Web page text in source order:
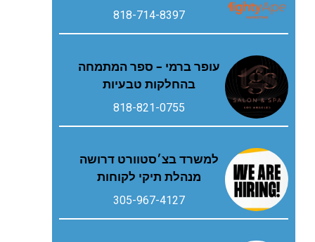
818-714-8397
עופר ברמי – ספר המתמחה
בהחלקות טבעיות
818-821-0755
למשרד בצ׳סטוורט דרושה
מנהלת תיקי לקוחות
305-967-4127